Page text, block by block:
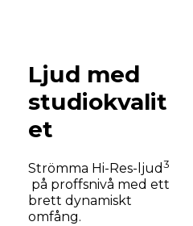
Ljud med
studiokvalit
et
Strömma Hi-Res-ljud3
på proffsnivå med ett
brett dynamiskt
omfång.